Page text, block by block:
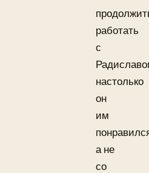
работать
с
настолько
он
им
а не
со